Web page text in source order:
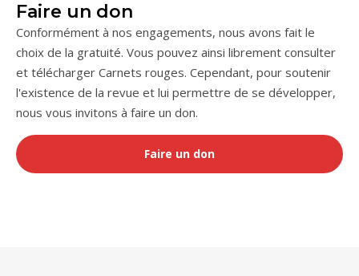
Faire un don
Conformément à nos engagements, nous avons fait le
choix de la gratuité. Vous pouvez ainsi librement consulter
et télécharger Carnets rouges. Cependant, pour soutenir
l'existence de la revue et lui permettre de se développer,
nous vous invitons à faire un don.
Faire un don